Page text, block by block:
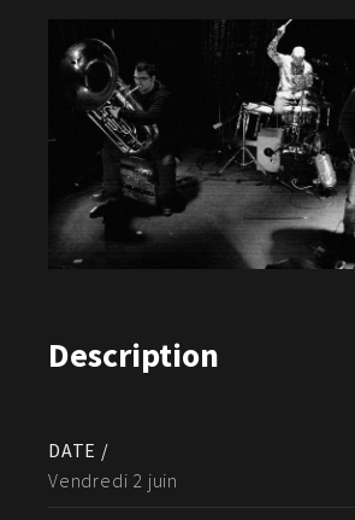
Description
DATE /
Vendredi 2 juin